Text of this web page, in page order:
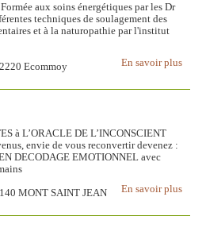
aux soins énergétiques par les Dr
techniques de soulagement des
et à la naturopathie par l'institut
En savoir plus
Ecommoy
à L’ORACLE DE L’INCONSCIENT
envie de vous reconvertir devenez :
DECODAGE EMOTIONNEL avec
En savoir plus
MONT SAINT JEAN